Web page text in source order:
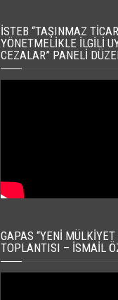
İSTEB “TAŞINMAZ
YÖNETMELIKLE İLGILI
CEZALAR” PANELI
GAPAS “YENI
TOPLANTISI – İSMAIL